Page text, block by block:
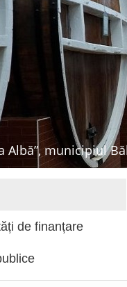
Albă”, municipiul
de finanțare